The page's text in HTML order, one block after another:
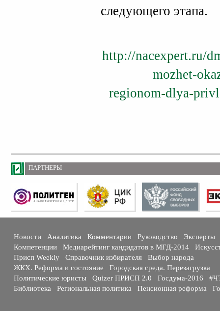
следующего этапа.
http://nacexpert.ru/
mozhet-
regionom-dlya-
ПАРТНЕРЫ
Новости Аналитика Комментарии Руководство
Эксперты
Компетенции
Медиарейтинг кандидатов в МГД-2014
Присп Weekly
Справочник избирателя
Выбор народа
ЖКХ. Реформа и состояние
Городская среда. Перезагрузка
Политические юристы
Quizer ПРИСП 2.0 Госдума-2016
Библиотека
Региональная политика Пенсионная реформа